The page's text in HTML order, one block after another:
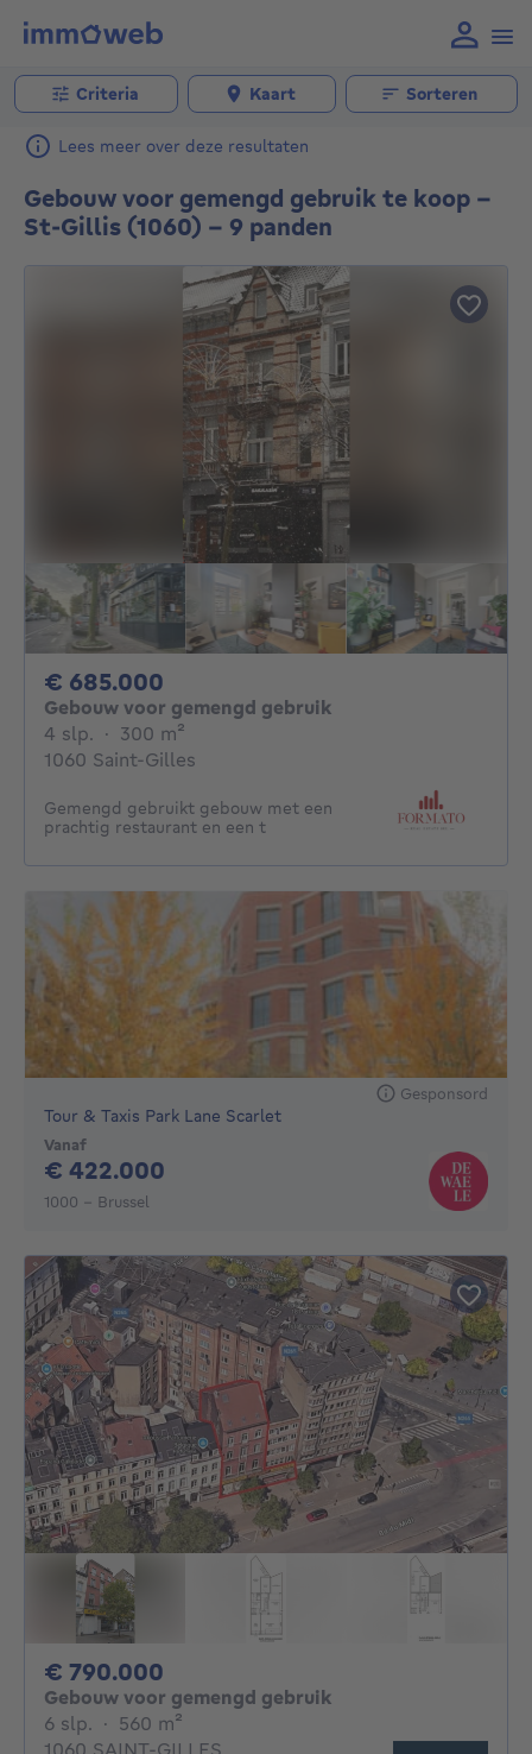
Criteria Kaart Sorteren
Lees meer over deze resultaten
Gebouw voor gemengd gebruik te koop -
St-Gillis (1060) - 9 panden
€ 685.000
Gebouw voor gemengd gebruik
4 slp. 4 slaapkamers
· 300 m²
1060 Saint-Gilles
Gemengd gebruikt gebouw met een
prachtig restaurant en een t
Gesponsord
Tour & Taxis Park Lane Scarlet
Vanaf
€ 422.000
1000 - Brussel
€ 790.000
Gebouw voor gemengd gebruik
6 slp. 6 slaapkamers
· 560 m²